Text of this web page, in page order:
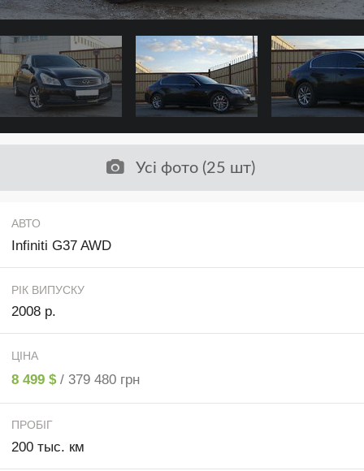
Усі фото (25 шт)
АВТО
Infiniti G37 AWD
РІК ВИПУСКУ
2008 р.
ЦІНА
8 499 $ / 379 480 грн
ПРОБІГ
200 тыс. км